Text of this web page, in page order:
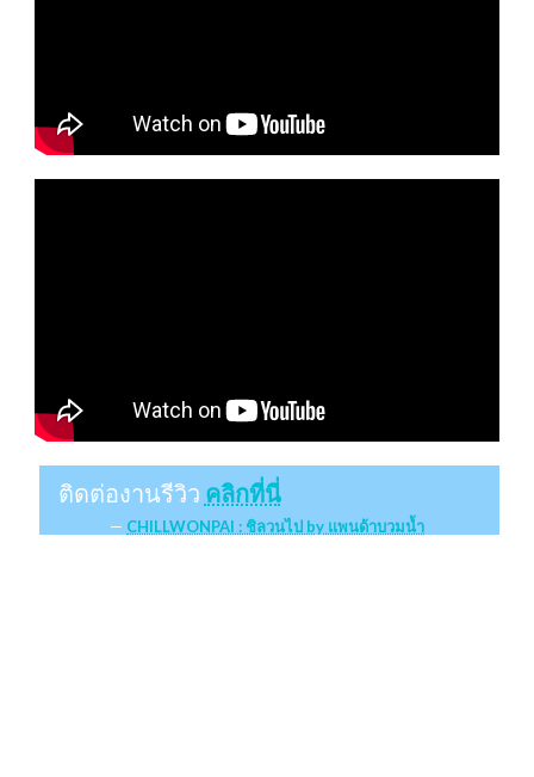
ติดต่องานรีวิว คลิกที่นี่
CHILLWONPAI : ชิลวนไป by แพนด้าบวมน้ำ